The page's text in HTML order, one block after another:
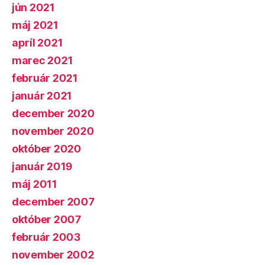
jún 2021
máj 2021
apríl 2021
marec 2021
február 2021
január 2021
december 2020
november 2020
október 2020
január 2019
máj 2011
december 2007
október 2007
február 2003
november 2002